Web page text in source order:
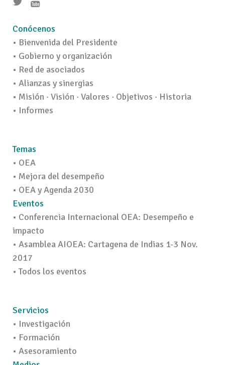
Conócenos
• Bienvenida del Presidente
• Gobierno y organización
• Red de asociados
• Alianzas y sinergias
• Misión · Visión · Valores · Objetivos · Historia
• Informes
Temas
• OEA
• Mejora del desempeño
• OEA y Agenda 2030
Eventos
• Conferencia Internacional OEA: Desempeño e
impacto
• Asamblea AIOEA: Cartagena de Indias 1-3 Nov.
2017
• Todos los eventos
Servicios
• Investigación
• Formación
• Asesoramiento